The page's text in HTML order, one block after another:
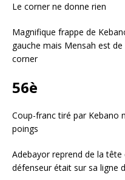
Le corner ne donne rien
Magnifique frappe de
gauche mais Mensah est
corner
56è
Coup-franc tiré par Kebano
poings
Adebayor reprend de la
défenseur était sur sa ligne